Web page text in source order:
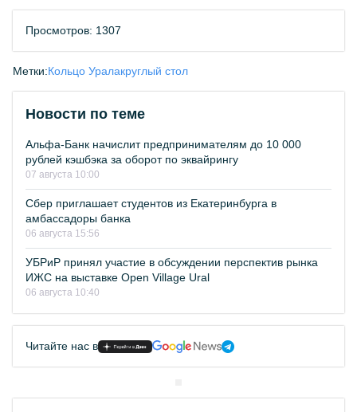
Просмотров: 1307
Метки:Кольцо Уралакруглый стол
Новости по теме
Альфа-Банк начислит предпринимателям до 10 000
рублей кэшбэка за оборот по эквайрингу
07 августа 10:00
Сбер приглашает студентов из Екатеринбурга в
амбассадоры банка
06 августа 15:56
УБРиР принял участие в обсуждении перспектив рынка
ИЖС на выставке Open Village Ural
06 августа 10:40
Читайте нас в